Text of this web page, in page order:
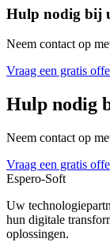
Hulp nodig bij
Neem contact op
Vraag een gratis
Hulp nodig
Neem contact op
Vraag een gratis
Espero-Soft
Uw
hun digitale
oplossingen.